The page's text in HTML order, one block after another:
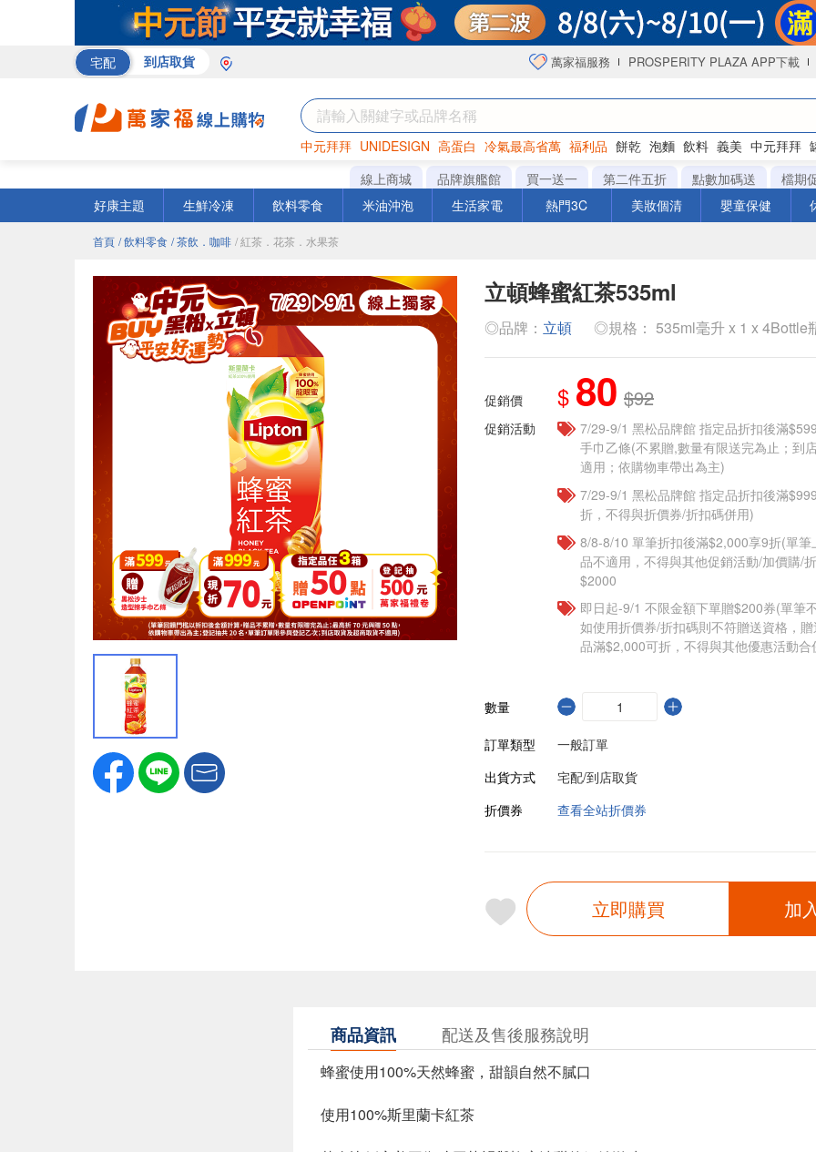
宅配 到店取貨 萬家福服務 PROSPERITY PLAZA APP下載
中元拜拜 UNIDESIGN 高蛋白 冷氣最高省萬 福利品 餅乾 泡麵 飲料 義美 中元拜拜
巧克力 衛生紙 咖啡
線上商城 品牌旗艦館 買一送一 第二件五折 點數加碼送
檔期
好康主題
生鮮冷凍 飲料零食 米油沖泡 生活家電 熱門3C 美妝個清 嬰童保健
首頁 / 飲料零食 / 茶飲．咖啡 / 紅茶．花茶．水果茶
立頓蜂蜜紅茶535ml
◎品牌： 立頓 ◎規格： 535ml毫升 x 1 x 4Bottle
促銷價 $ 80 $92
促銷活動
7/29-9/1 黑松品牌館 指定品折扣後滿
手巾乙條(不累贈,數量有限送完為止；到
適用；依購物車帶出為主)
7/29-9/1 黑松品牌館 指定品折扣後滿
折，不得與折價券/折扣碼併用)
8/8-8/10 單筆折扣後滿$2,000享9折(單
品不適用，不得與其他促銷活動/加價購/
$2000
即日起-9/1 不限金額下單贈$200券(單筆
如使用折價券/折扣碼則不符贈送資格，
品滿$2,000可折，不得與其他優惠活動合
數量
訂單類型
一般訂單
出貨方式
宅配/到店取貨
折價券
查看全站折價券
立即購買 加
商品資訊 配送及售後服務說明
蜂蜜使用100%天然蜂蜜，甜韻自然不膩口
使用100%斯里蘭卡紅茶